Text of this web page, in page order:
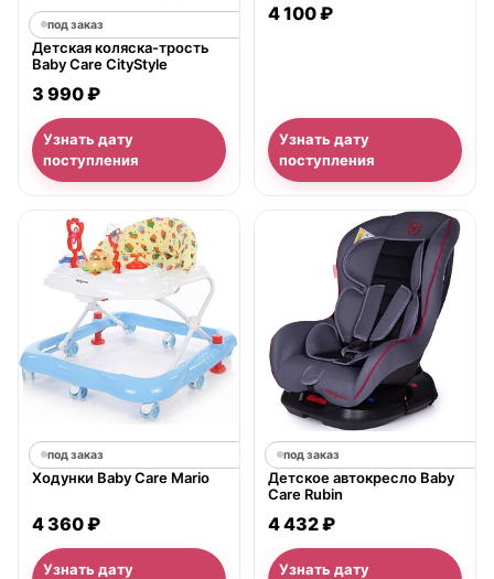
под заказ
Детская коляска-трость
Baby Care CityStyle
3 990 ₽
Узнать дату
поступления
4 100 ₽
Узнать дату
поступления
под заказ
Ходунки Baby Care Mario
4 360 ₽
Узнать дату
под заказ
Детское автокресло Baby
Care Rubin
4 432 ₽
Узнать дату